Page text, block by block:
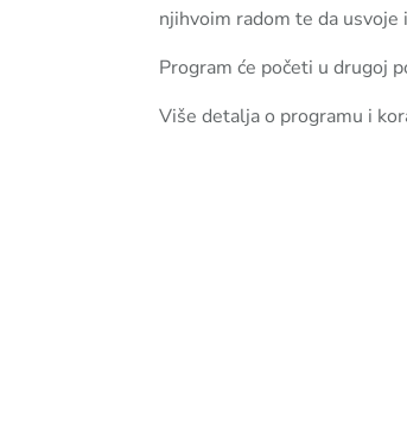
njihvoim radom te da usvoje
Program će početi u drugoj
Više detalja o programu i